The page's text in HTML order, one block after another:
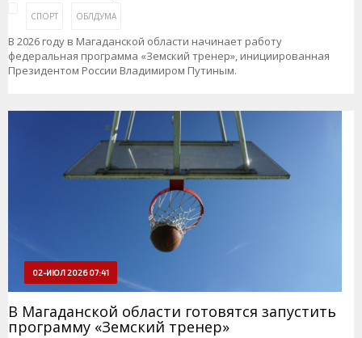
СПОРТ ОБЛДУМА
В 2026 году в Магаданской области начинает работу
федеральная программа «Земский тренер», инициированная
Президентом России Владимиром Путиным.
02-ИЮЛ 2026 07:41
В Магаданской области готовятся запустить
программу «Земский тренер»